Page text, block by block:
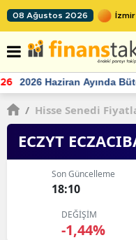
08 Ağustos 2026
22:24 TCMB'nin
/ Hisse Senedi
ECZYT
Son Güncelleme
18:10
DEĞİŞİM
-1,44%